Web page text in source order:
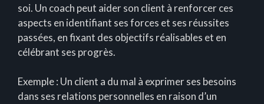
soi. Un coach peut aider son client à renforcer ces
aspects en identifiant ses forces et ses réussites
passées, en fixant des objectifs réalisables et en
célébrant ses progrès.
Exemple : Un client a du mal à exprimer ses besoins
dans ses relations personnelles en raison d’un